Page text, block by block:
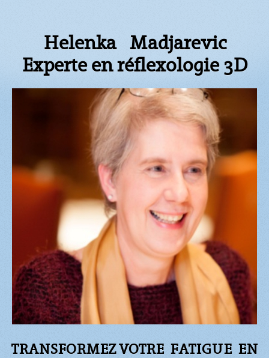
Helenka Madjarevic
Experte en réflexologie 3D
TRANSFORMEZ VOTRE FATIGUE EN